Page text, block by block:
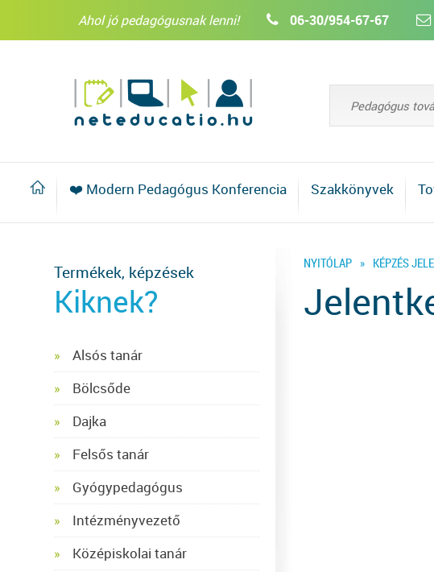
Ahol jó pedagógusnak lenni! 06-30/954-67-67
❤️ Modern Pedagógus Konferencia Szakkönyvek
NYITÓLAP » KÉPZÉS
Termékek, képzések
Kiknek?
Alsós tanár
Bölcsőde
Dajka
Felsős tanár
Gyógypedagógus
Intézményvezető
Középiskolai tanár